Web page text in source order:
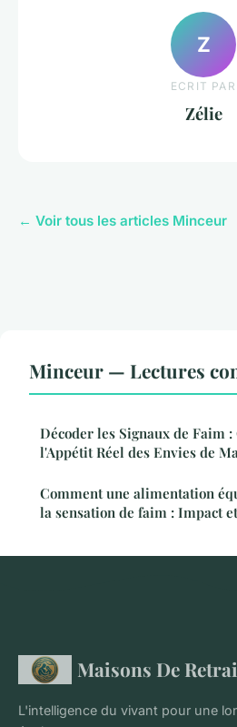
Z
ECRIT PAR
Zélie
← Voir tous les articles Minceur
Minceur — Lectures
Décoder les Signaux de Faim
l'Appétit Réel des Envies de
Comment une alimentation
la sensation de faim : Impact
Maisons De
L'intelligence du vivant pour une